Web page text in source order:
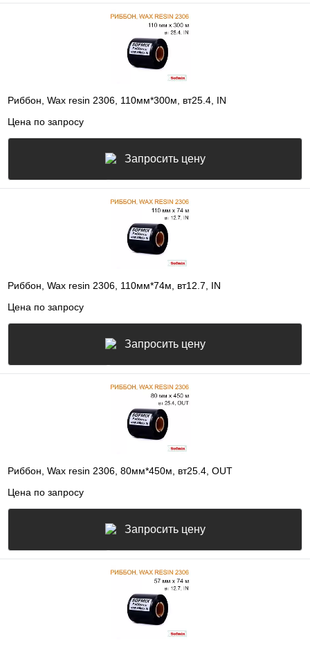
Риббон, Wax resin 2306, 110мм*300м, вт25.4, IN
Цена по запросу
Запросить цену
Риббон, Wax resin 2306, 110мм*74м, вт12.7, IN
Цена по запросу
Запросить цену
Риббон, Wax resin 2306, 80мм*450м, вт25.4, OUT
Цена по запросу
Запросить цену